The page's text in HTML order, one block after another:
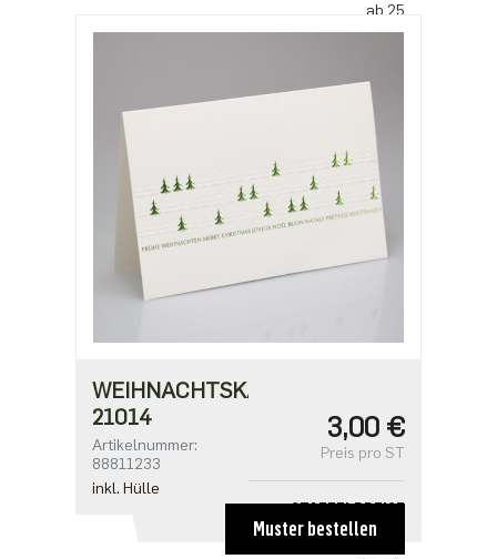
ab 25
2,50 €
2,18 €
ab 500
1,91 €
WEIHNACHTSKARTE
21014
Artikelnummer:
88811233
inkl. Hülle
3,00 €
Preis pro ST
STAFFELPREISE
ab 1
Muster bestellen